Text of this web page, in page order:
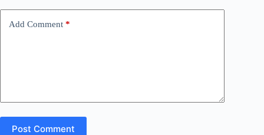
Add Comment *
Post Comment